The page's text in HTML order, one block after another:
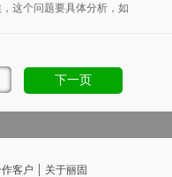
这个问题要具体分析，如
好的办法是重新浇混泥
地坪的话是会出现脱落，
下一页
客户 | 关于丽固